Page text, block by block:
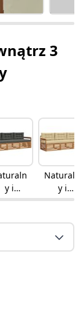
3
y i
Naturaln
y i
beżowy